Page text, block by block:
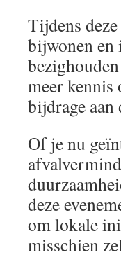
Tijdens
bijwonen en
meer kennis
bijdrage aan
Of je nu
deze
om lokale
misschien